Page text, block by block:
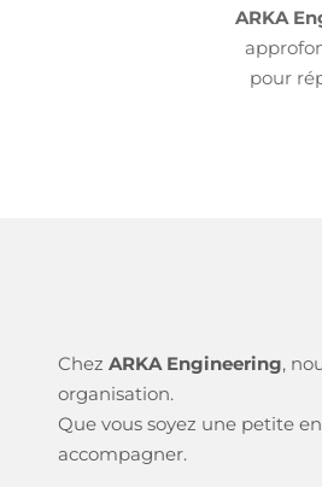
ARKA
pour
Chez ARKA Engineering,
organisation.
Que vous soyez une petite
accompagner.